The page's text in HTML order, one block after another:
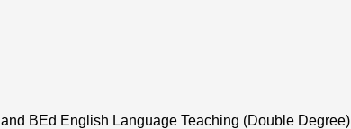
BEd English Language Teaching (Double Degree)